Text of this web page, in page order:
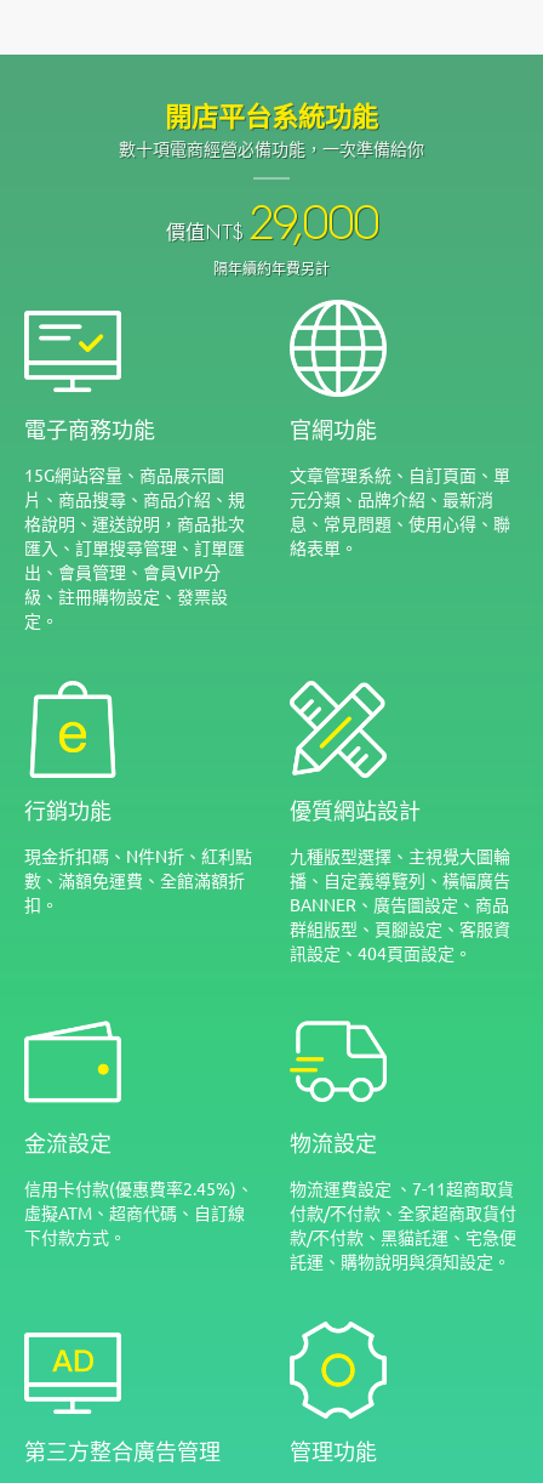
開店平台系統功能
數十項電商經營必備功能，一次準備給你
價值NT$ 29,000
隔年續約年費另計
電子商務功能
15G網站容量、商品展示圖
片、商品搜尋、商品介紹、規
格說明、運送說明，商品批次
匯入、訂單搜尋管理、訂單匯
出、會員管理、會員VIP分
級、註冊購物設定、發票設
定。
官網功能
文章管理系統、自訂頁面、單
元分類、品牌介紹、最新消
息、常見問題、使用心得、聯
絡表單。
行銷功能
現金折扣碼、N件N折、紅利點
數、滿額免運費、全館滿額折
扣。
優質網站設計
九種版型選擇、主視覺大圖輪
播、自定義導覽列、橫幅廣告
BANNER、廣告圖設定、商品
群組版型、頁腳設定、客服資
訊設定、404頁面設定。
金流設定
信用卡付款(優惠費率2.45%)、
虛擬ATM、超商代碼、自訂線
下付款方式。
物流設定
物流運費設定 、7-11超商取貨
付款/不付款、全家超商取貨付
款/不付款、黑貓託運、宅急便
託運、購物說明與須知設定。
第三方整合廣告管理 管理功能